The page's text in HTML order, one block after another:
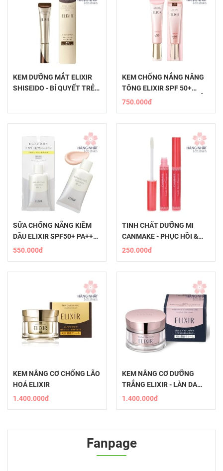
KEM DƯỠNG MẮT ELIXIR
SHISEIDO - BÍ QUYẾT TRẺ
KEM CHỐNG NẮNG NÂNG
TÔNG ELIXIR SPF 50+
PA++++ - RẠNG RỠ DA MỖI
750.000đ
SỮA CHỐNG NẮNG KIỀM
DẦU ELIXIR SPF50+ PA++++
- DƯỠNG ẨM HOÀN HẢO
550.000đ
​​TINH CHẤT DƯỠNG MI
CANMAKE - PHỤC HỒI &
TĂNG CƯỜNG SỨC KHỎE
250.000đ
KEM NÂNG CƠ CHỐNG LÃO
HOÁ ELIXIR
1.400.000đ
KEM NÂNG CƠ DƯỠNG
TRẮNG ELIXIR - LÀN DA
RẠNG NGỜI
1.400.000đ
Fanpage